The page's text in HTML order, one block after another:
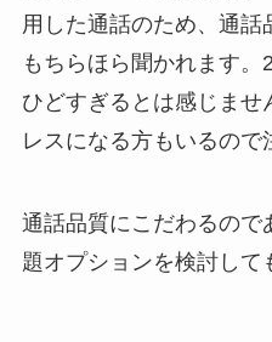
用した通話のため、通
もちらほら聞かれます
ひどすぎるとは感じませ
レスになる方もいるので
通話品質にこだわるので
題オプションを検討して